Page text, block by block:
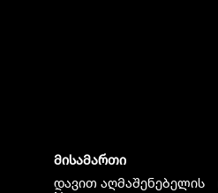
მისამართი
დავით აღმაშენებელის